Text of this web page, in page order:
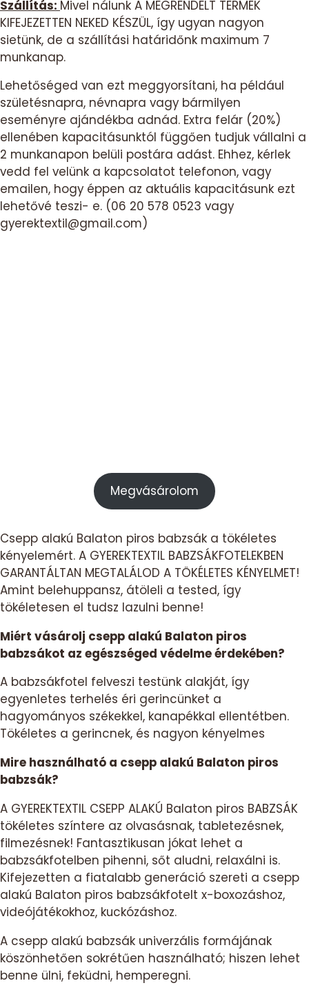
Szállítás: Mivel nálunk A MEGRENDELT TERMÉK
KIFEJEZETTEN NEKED KÉSZÜL, így ugyan nagyon
sietünk, de a szállítási határidőnk maximum 7
munkanap.
Lehetőséged van ezt meggyorsítani, ha például
születésnapra, névnapra vagy bármilyen
eseményre ajándékba adnád. Extra felár (20%)
ellenében kapacitásunktól függően tudjuk vállalni a
2 munkanapon belüli postára adást. Ehhez, kérlek
vedd fel velünk a kapcsolatot telefonon, vagy
emailen, hogy éppen az aktuális kapacitásunk ezt
lehetővé teszi- e. (06 20 578 0523 vagy
gyerektextil@gmail.com)
Megvásárolom
Csepp alakú Balaton piros babzsák a tökéletes
kényelemért. A GYEREKTEXTIL BABZSÁKFOTELEKBEN
GARANTÁLTAN MEGTALÁLOD A TÖKÉLETES KÉNYELMET!
Amint belehuppansz, átöleli a tested, így
tökéletesen el tudsz lazulni benne!
Miért vásárolj csepp alakú Balaton piros
babzsákot az egészséged védelme érdekében?
A babzsákfotel felveszi testünk alakját, így
egyenletes terhelés éri gerincünket a
hagyományos székekkel, kanapékkal ellentétben.
Tökéletes a gerincnek, és nagyon kényelmes
Mire használható a csepp alakú Balaton piros
babzsák?
A GYEREKTEXTIL CSEPP ALAKÚ Balaton piros BABZSÁK
tökéletes színtere az olvasásnak, tabletezésnek,
filmezésnek! Fantasztikusan jókat lehet a
babzsákfotelben pihenni, sőt aludni, relaxálni is.
Kifejezetten a fiatalabb generáció szereti a csepp
alakú Balaton piros babzsákfotelt x-boxozáshoz,
videójátékokhoz, kuckózáshoz.
A csepp alakú babzsák univerzális formájának
köszönhetően sokrétűen használható; hiszen lehet
benne ülni, feküdni, hemperegni.